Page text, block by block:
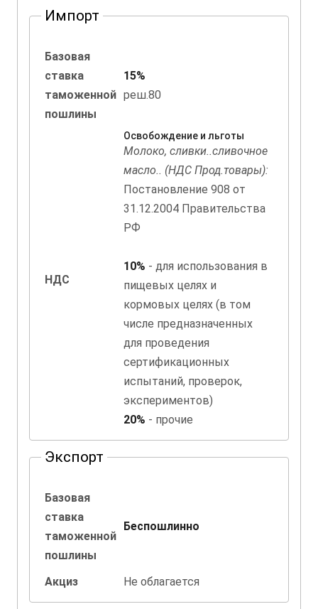
Импорт
Базовая
ставка
таможенной
пошлины
15%
реш.80
НДС
Освобождение и льготы
Молоко, сливки..сливочное
масло.. (НДС Прод.товары):
Постановление 908 от
31.12.2004 Правительства
РФ
10% - для использования в
пищевых целях и
кормовых целях (в том
числе предназначенных
для проведения
сертификационных
испытаний, проверок,
экспериментов)
20% - прочие
Экспорт
Базовая
ставка
таможенной
пошлины
Беспошлинно
Акциз Не облагается